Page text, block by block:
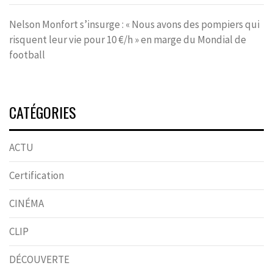
Nelson Monfort s’insurge : « Nous avons des pompiers qui
risquent leur vie pour 10 €/h » en marge du Mondial de
football
CATÉGORIES
ACTU
Certification
CINÉMA
CLIP
DÉCOUVERTE